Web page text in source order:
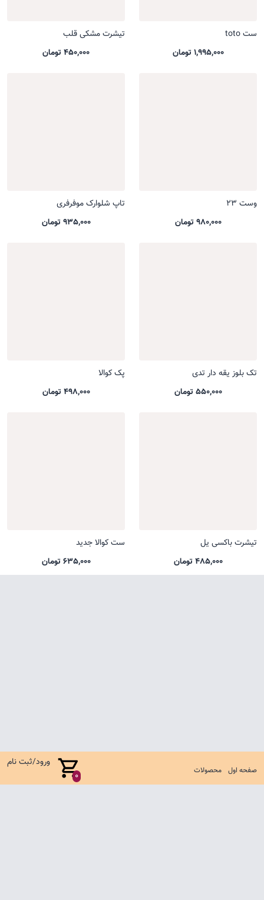
صفحه اول محصولات 0
ورود/ثبت نام
ست toto
1,995,000 تومان
تیشرت مشکی قلب
450,000 تومان
وست 23
980,000 تومان
تاپ شلوارک موفرفری
935,000 تومان
تک بلوز یقه دار تدی
550,000 تومان
پک کوالا
498,000 تومان
تیشرت باکسی یل
485,000 تومان
ست کوالا جدید
635,000 تومان